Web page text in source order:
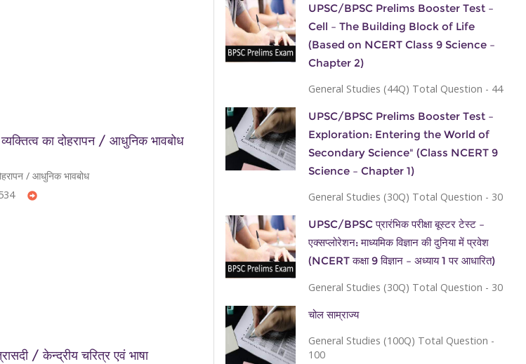
का दोहरापन / आधुनिक भावबोध
/ आधुनिक भावबोध
/ केन्द्रीय चरित्र एवं भाषा
UPSC/BPSC Prelims Booster Test –
Cell – The Building Block of Life
(Based on NCERT Class 9 Science –
Chapter 2)
General Studies (44Q) Total Question - 44
UPSC/BPSC Prelims Booster Test –
Exploration: Entering the World of
Secondary Science" (Class NCERT 9
Science – Chapter 1)
General Studies (30Q) Total Question - 30
UPSC/BPSC प्रारंभिक परीक्षा बूस्टर टेस्ट –
एक्सप्लोरेशन: माध्यमिक विज्ञान की दुनिया में प्रवेश
(NCERT कक्षा 9 विज्ञान – अध्याय 1 पर आधारित)
General Studies (30Q) Total Question - 30
चोल साम्राज्य
General Studies (100Q) Total Question -
100